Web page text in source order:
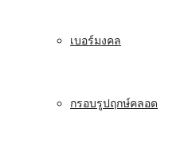
เบอร์มงคล
กรอบรูปฤกษ์คลอด